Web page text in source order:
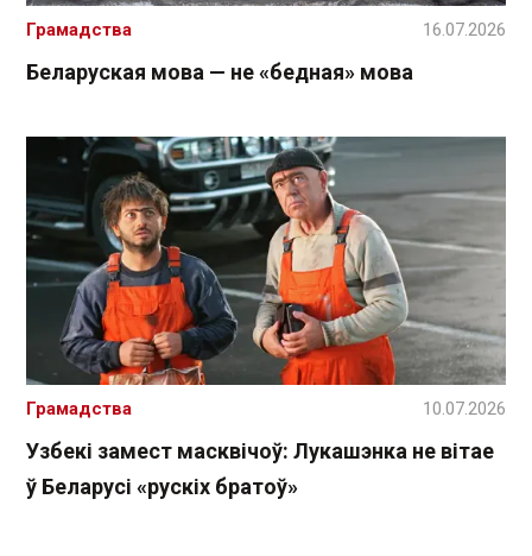
Беларуская мова — не «бедная» мова
Грамадства 16.07.2026
Узбекі замест масквічоў: Лукашэнка не вітае
ў Беларусі «рускіх братоў»
Грамадства 10.07.2026